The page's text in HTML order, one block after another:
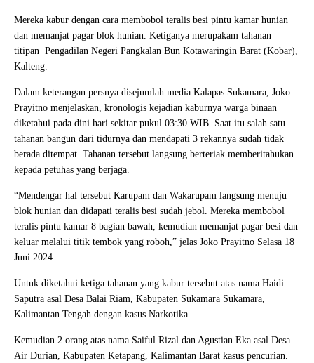
Mereka kabur dengan cara membobol teralis besi pintu kamar hunian
dan memanjat pagar blok hunian. Ketiganya merupakam tahanan
titipan Pengadilan Negeri Pangkalan Bun Kotawaringin Barat (Kobar),
Kalteng.
Dalam keterangan persnya disejumlah media Kalapas Sukamara, Joko
Prayitno menjelaskan, kronologis kejadian kaburnya warga binaan
diketahui pada dini hari sekitar pukul 03:30 WIB. Saat itu salah satu
tahanan bangun dari tidurnya dan mendapati 3 rekannya sudah tidak
berada ditempat. Tahanan tersebut langsung berteriak memberitahukan
kepada petuhas yang berjaga.
“Mendengar hal tersebut Karupam dan Wakarupam langsung menuju
blok hunian dan didapati teralis besi sudah jebol. Mereka membobol
teralis pintu kamar 8 bagian bawah, kemudian memanjat pagar besi dan
keluar melalui titik tembok yang roboh,” jelas Joko Prayitno Selasa 18
Juni 2024.
Untuk diketahui ketiga tahanan yang kabur tersebut atas nama Haidi
Saputra asal Desa Balai Riam, Kabupaten Sukamara Sukamara,
Kalimantan Tengah dengan kasus Narkotika.
Kemudian 2 orang atas nama Saiful Rizal dan Agustian Eka asal Desa
Air Durian, Kabupaten Ketapang, Kalimantan Barat kasus pencurian.